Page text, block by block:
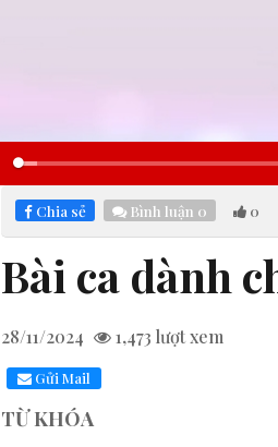
Loaded:
5.87%
Chia sẻ Bình luận 0 0
Bài ca dành
28/11/2024 1,473 lượt xem
Gửi Mail
TỪ KHÓA